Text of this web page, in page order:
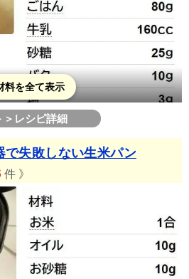
料を全て表示
＞レシピ詳細
で失敗しない生米パン
件 》